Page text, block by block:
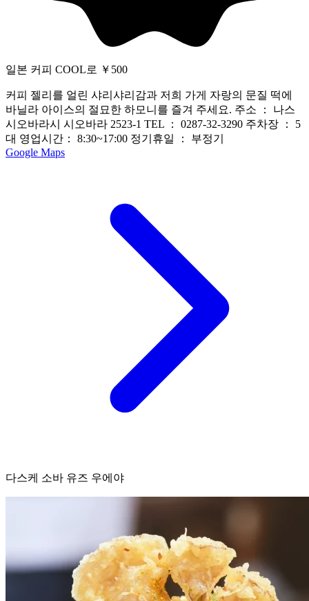
일본 커피 COOL로 ￥500
커피 젤리를 얼린 샤리샤리감과 저희 가게 자랑의 문질 떡에
바닐라 아이스의 절묘한 하모니를 즐겨 주세요. 주소 ： 나스
시오바라시 시오바라 2523-1 TEL ： 0287-32-3290 주차장 ： 5
대 영업시간： 8:30~17:00 정기휴일 ： 부정기
Google Maps
다스케 소바 유즈 우에야